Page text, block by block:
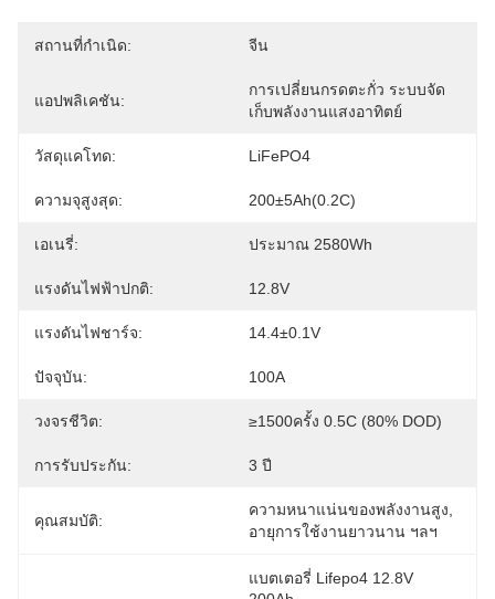
สถานที่กำเนิด: จีน
แอปพลิเคชัน:
การเปลี่ยนกรดตะกั่ว ระบบจัด
เก็บพลังงานแสงอาทิตย์
วัสดุแคโทด: LiFePO4
ความจุสูงสุด: 200±5Ah(0.2C)
เอเนรี่: ประมาณ 2580Wh
แรงดันไฟฟ้าปกติ: 12.8V
แรงดันไฟชาร์จ: 14.4±0.1V
ปัจจุบัน: 100A
วงจรชีวิต: ≥1500ครั้ง 0.5C (80% DOD)
การรับประกัน: 3 ปี
คุณสมบัติ:
ความหนาแน่นของพลังงานสูง,
อายุการใช้งานยาวนาน ฯลฯ
แบตเตอรี่ Lifepo4 12.8V